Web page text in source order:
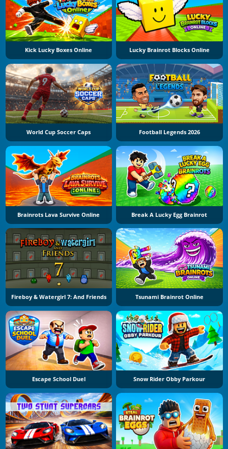
Kick Lucky Boxes Online Lucky Brainrot Blocks Online
World Cup Soccer Caps Football Legends 2026
Brainrots Lava Survive Online Break A Lucky Egg Brainrot
Fireboy & Watergirl 7: And Friends Tsunami Brainrot Online
Escape School Duel Snow Rider Obby Parkour